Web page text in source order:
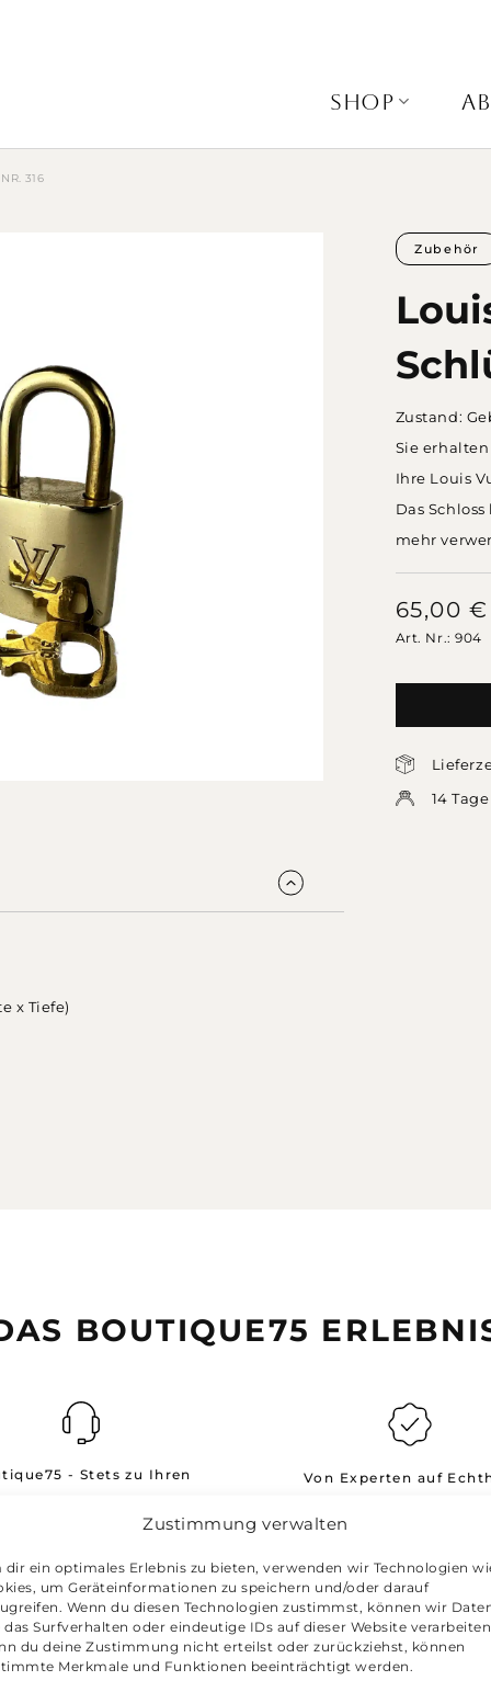
Zustimmung verwalten
dir ein optimales Erlebnis zu bieten, verwenden wir Technologien
um Geräteinformationen zu speichern und/oder darauf
Wenn du diesen Technologien zustimmst, können wir
das Surfverhalten oder eindeutige IDs auf dieser Website
du deine Zustimmung nicht erteilst oder zurückziehst, können
Merkmale und Funktionen beeinträchtigt werden.
SHOP
316
x Tiefe)
Zubehör
Zustand:
Sie
Ihre Louis
Das
mehr
65,00 €
Art. Nr.: 904
14
BOUTIQUE75
- Stets zu Ihren
unter der folgenden
Adresse erreichen:
info@boutique75.de
Von Experten auf
Artikel auf Echtheit